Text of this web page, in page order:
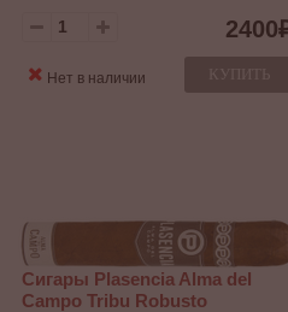
2400
КУПИТЬ
Нет в наличии
Сигары Plasencia Alma del
Campo Tribu Robusto